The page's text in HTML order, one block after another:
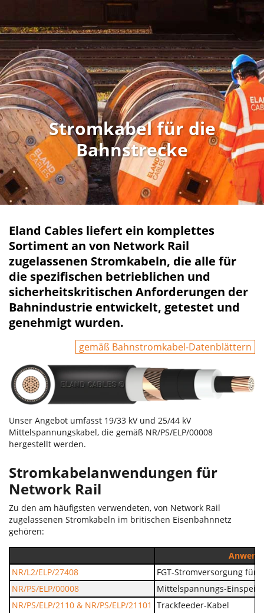
Stromkabel für die
Bahnstrecke
Eland Cables liefert ein komplettes
Sortiment an von Network Rail
zugelassenen Stromkabeln, die alle für
die spezifischen betrieblichen und
sicherheitskritischen Anforderungen der
Bahnindustrie entwickelt, getestet und
genehmigt wurden.
gemäß Bahnstromkabel-Datenblättern
Unser Angebot umfasst 19/33 kV und 25/44 kV
Mittelspannungskabel, die gemäß NR/PS/ELP/00008
hergestellt werden.
Stromkabelanwendungen für
Network Rail
Zu den am häufigsten verwendeten, von Network Rail
zugelassenen Stromkabeln im britischen Eisenbahnnetz
gehören:
NR/L2/ELP/27408
FGT-Stromversorgung für
NR/PS/ELP/00008
Mittelspannungs-
NR/PS/ELP/2110 & NR/PS/ELP/21101 Trackfeeder-Kabel